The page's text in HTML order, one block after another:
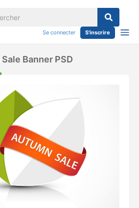
Se connecter S'inscrire
Banner PSD